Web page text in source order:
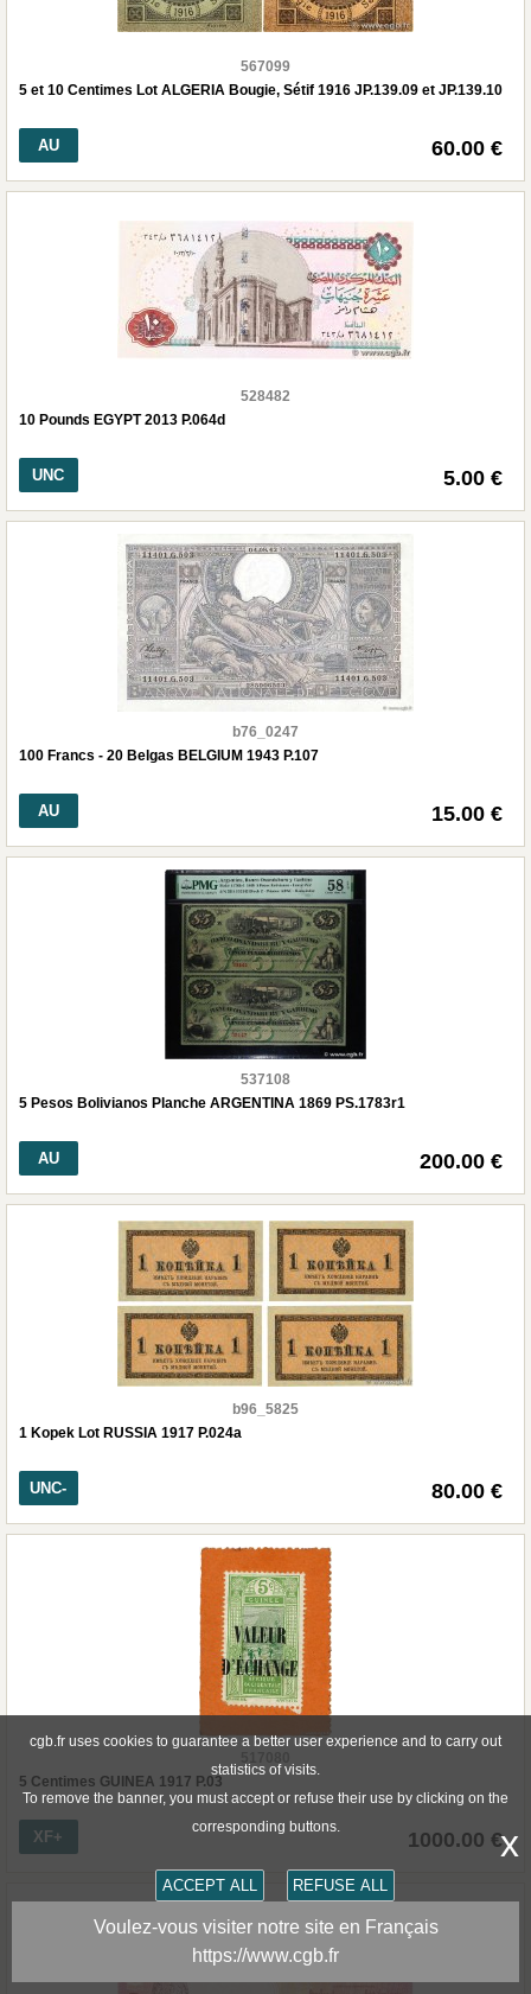
567099
5 et 10 Centimes Lot ALGERIA Bougie, Sétif 1916 JP.139.09 et JP.139.10
AU 60.00 €
528482
10 Pounds EGYPT 2013 P.064d
UNC 5.00 €
b76_0247
100 Francs - 20 Belgas BELGIUM 1943 P.107
AU 15.00 €
537108
5 Pesos Bolivianos Planche ARGENTINA 1869 PS.1783r1
AU 200.00 €
b96_5825
1 Kopek Lot RUSSIA 1917 P.024a
UNC- 80.00 €
5 Centimes GUINEA 1917 P.03
XF+ 1000.00 €
cgb.fr uses cookies to guarantee a better user experience and to carry out
statistics of visits.
To remove the banner, you must accept or refuse their use by clicking on the
corresponding buttons.
ACCEPT ALL REFUSE ALL
x
Voulez-vous visiter notre site en Français
https://www.cgb.fr